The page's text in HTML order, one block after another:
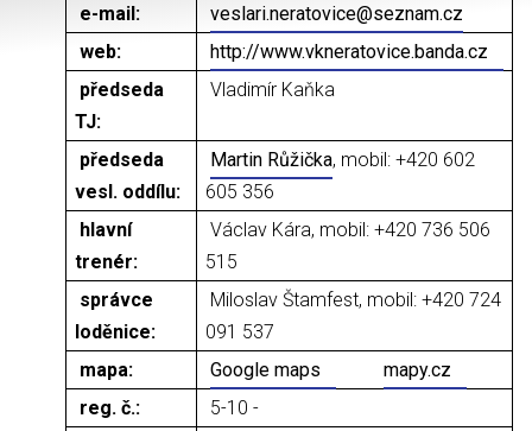
e-mail:
veslari.neratovice@seznam.cz
web:
http://www.vkneratovice.banda.cz
předseda
TJ:
Vladimír Kaňka
předseda
vesl. oddílu:
Martin Růžička, mobil: +420 602
605 356
hlavní
trenér:
Václav Kára, mobil: +420 736 506
515
správce
loděnice:
Miloslav Štamfest, mobil: +420 724
091 537
mapa:
Google maps
mapy.cz
reg. č.:
5-10 -